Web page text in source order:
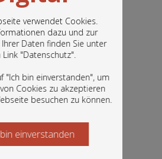
verwendet Cookies.
dazu und zur
Daten finden Sie unter
Link "Datenschutz".
"Ich bin einverstanden", um
Cookies zu akzeptieren
besuchen zu können.
finden Sie die digitalen
der Österreichischen
Bücher, Fotografien,
und vieles mehr.
einverstanden
Sie jetzt